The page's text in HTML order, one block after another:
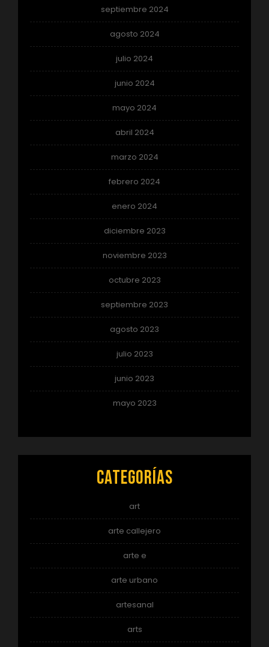
septiembre 2024
agosto 2024
julio 2024
junio 2024
mayo 2024
abril 2024
marzo 2024
febrero 2024
enero 2024
diciembre 2023
noviembre 2023
octubre 2023
septiembre 2023
agosto 2023
julio 2023
junio 2023
mayo 2023
Categorías
art
arte callejero
arte e
arte urbano
artesanal
arts